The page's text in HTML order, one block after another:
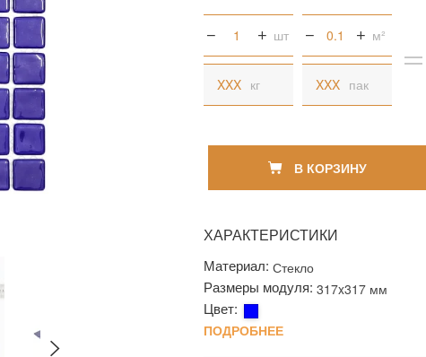
шт м²
кг пак
В КОРЗИНУ
ХАРАКТЕРИСТИКИ
Материал: Стекло
Размеры модуля: 317x317 мм
Цвет:
ПОДРОБНЕЕ